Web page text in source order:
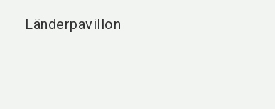
Länderpavillon